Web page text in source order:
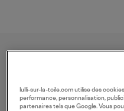
lulli-sur-la-toile.com utilise des
performance, personnalisation,
partenaires tels que Google. Vous